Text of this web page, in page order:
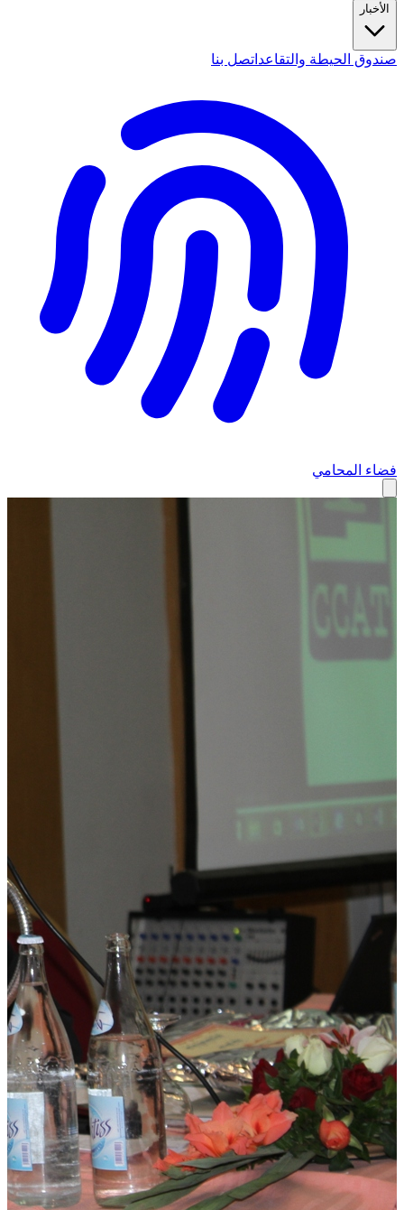
الأخبار
صندوق الحيطة والتقاعد اتصل بنا
فضاء المحامي